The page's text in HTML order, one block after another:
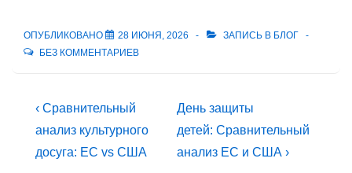
ОПУБЛИКОВАНО 28 ИЮНЯ, 2026 ЗАПИСЬ В БЛОГ
БЕЗ КОММЕНТАРИЕВ
Навигация
по
записям
Предыдущая
запись
‹ Сравнительный
анализ культурного
досуга: ЕС vs США
Следующая
запись
День защиты
детей: Сравнительный
анализ ЕС и США ›